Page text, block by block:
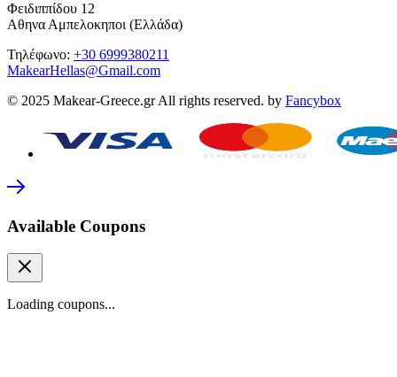
Φειδιππίδου 12
Αθηνα Αμπελοκηποι (Ελλάδα)
Τηλέφωνο: +30 6999380211
MakearHellas@Gmail.com
© 2025 Makear-Greece.gr All rights reserved. by Fancybox
Available Coupons
Loading coupons...